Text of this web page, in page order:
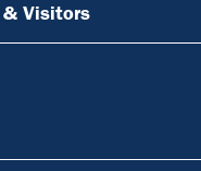
Visitors